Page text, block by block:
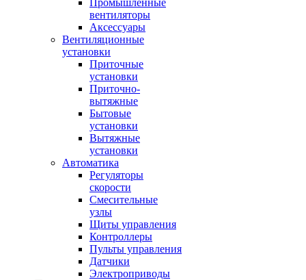
Промышленные
вентиляторы
Аксессуары
Вентиляционные
установки
Приточные
установки
Приточно-
вытяжные
Бытовые
установки
Вытяжные
установки
Автоматика
Регуляторы
скорости
Смесительные
узлы
Щиты управления
Контроллеры
Пульты управления
Датчики
Электроприводы